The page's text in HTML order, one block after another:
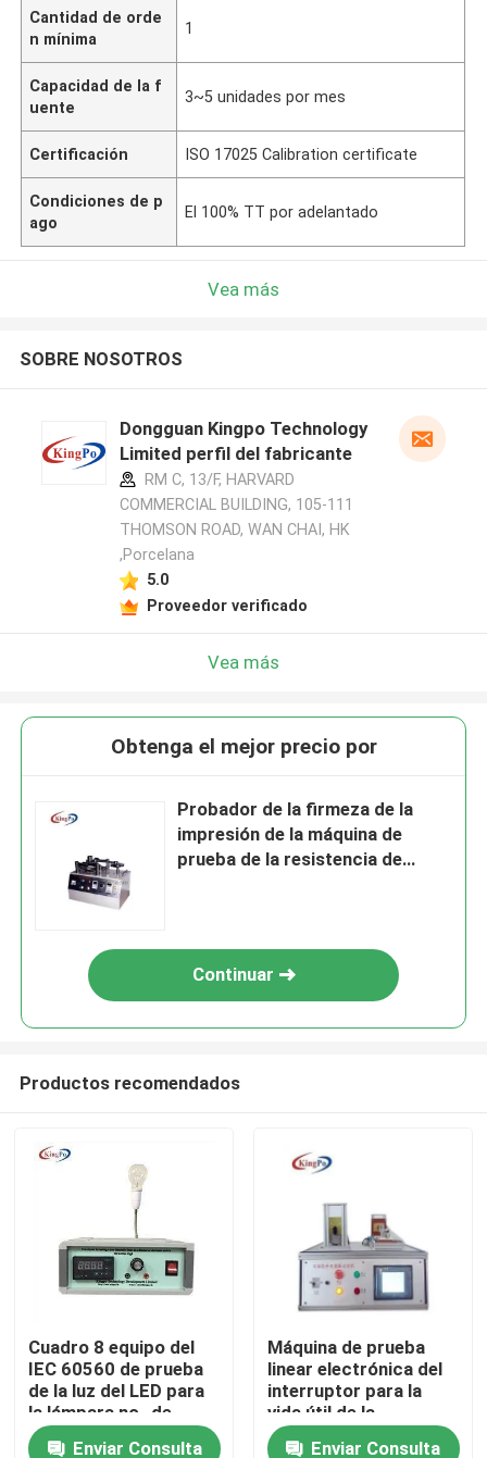
Productos
Sobre nosotros
Cantidad de orde
n mínima
1
Capacidad de la f
uente
3~5 unidades por mes
Certificación ISO 17025 Calibration certificate
Condiciones de p
ago
El 100% TT por adelantado
Vea más
SOBRE NOSOTROS
Dongguan Kingpo Technology
Limited perfil del fabricante
RM C, 13/F, HARVARD
COMMERCIAL BUILDING, 105-111
THOMSON ROAD, WAN CHAI, HK
,Porcelana
5.0
Proveedor verificado
Vea más
Obtenga el mejor precio por
Probador de la firmeza de la
impresión de la máquina de
prueba de la resistencia de
Continuar
Productos recomendados
Cuadro 8 equipo del
IEC 60560 de prueba
de la luz del LED para
la lámpara no- de
Dimmable
Enviar Consulta
Máquina de prueba
linear electrónica del
interruptor para la
vida útil de la
capacidad
Enviar Consulta